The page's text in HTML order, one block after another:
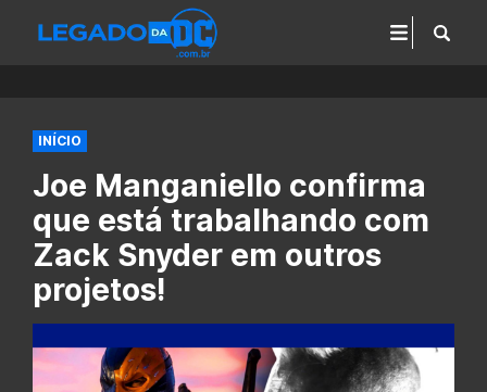
INÍCIO
Joe Manganiello confirma
que está trabalhando com
Zack Snyder em outros
projetos!